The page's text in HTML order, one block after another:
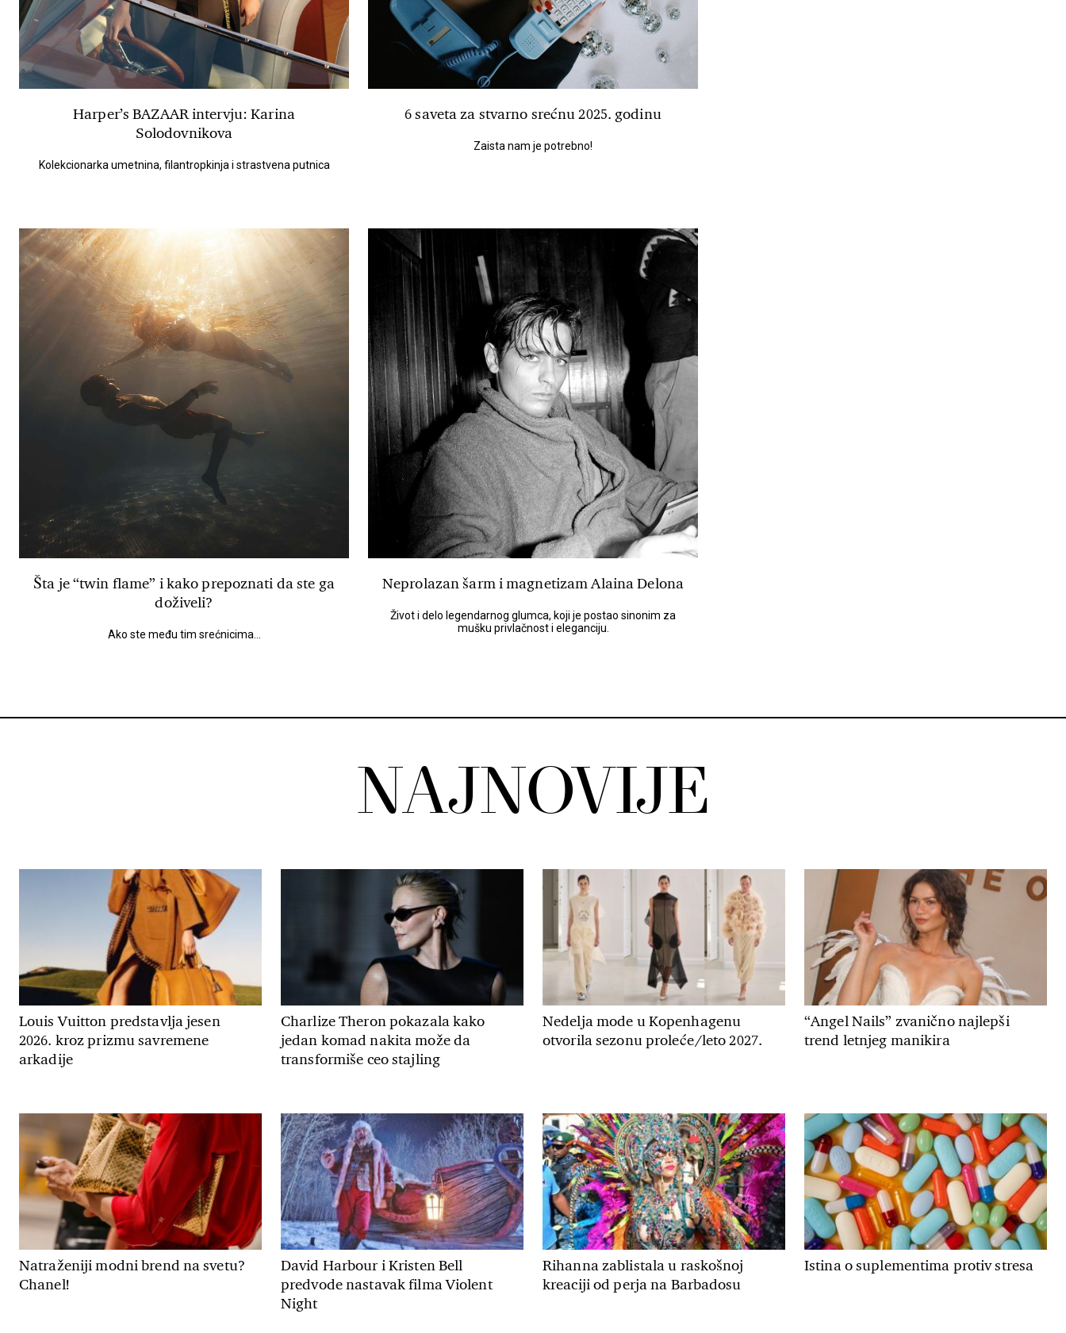
Harper’s BAZAAR intervju: Karina
Solodovnikova
Kolekcionarka umetnina, filantropkinja i strastvena putnica
6 saveta za stvarno srećnu 2025. godinu
Zaista nam je potrebno!
Šta je “twin flame” i kako prepoznati da ste ga
doživeli?
Ako ste među tim srećnicima...
Neprolazan šarm i magnetizam Alaina Delona
Život i delo legendarnog glumca, koji je postao sinonim za
mušku privlačnost i eleganciju.
NAJNOVIJE
Louis Vuitton predstavlja jesen
2026. kroz prizmu savremene
arkadije
Charlize Theron pokazala kako
jedan komad nakita može da
transformiše ceo stajling
Nedelja mode u Kopenhagenu
otvorila sezonu proleće/leto 2027.
“Angel Nails” zvanično najlepši
trend letnjeg manikira
Natraženiji modni brend na svetu?
Chanel!
David Harbour i Kristen Bell
predvode nastavak filma Violent
Night
Rihanna zablistala u raskošnoj
kreaciji od perja na Barbadosu
Istina o suplementima protiv stresa